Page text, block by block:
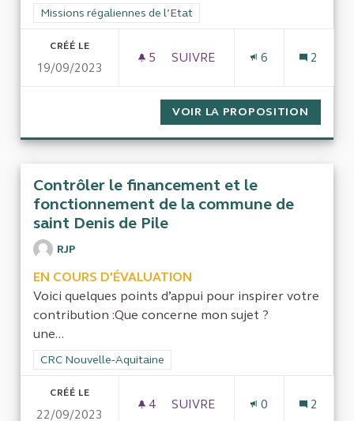
Filtrer les résultats de la catégorie : Missions régaliennes de
Missions régaliennes de l’Etat
CRÉÉ LE
19/09/2023
5 5 ABONNÉS
SUIVRE
6 2
VOIR LA PROPOSITION
Contrôler le financement et le
fonctionnement de la commune de
saint Denis de Pile
RJP
EN COURS D'ÉVALUATION
Voici quelques points d’appui pour inspirer votre
contribution :Que concerne mon sujet ?
une...
Filtrer les résultats de la catégorie : CRC Nouvelle-Aquitaine
CRC Nouvelle-Aquitaine
CRÉÉ LE
22/09/2023
4 4 ABONNÉS
SUIVRE
0 2